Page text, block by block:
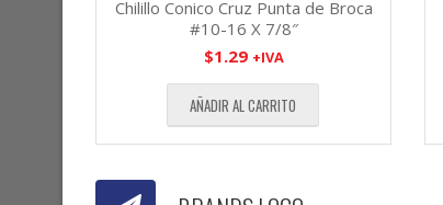
Chilillo Conico Cruz Punta de Broca
#10-16 X 7/8″
$1.29 +IVA
AÑADIR AL CARRITO